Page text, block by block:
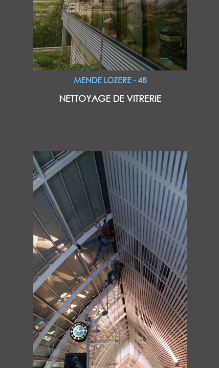
MENDE LOZERE - 48
NETTOYAGE DE VITRERIE